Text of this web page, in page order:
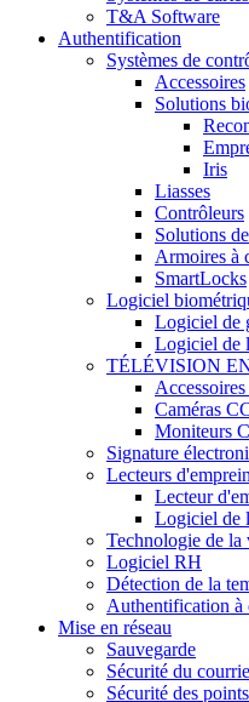
T&A Software
Authentification
Systèmes de
Accessoires
Solutions
Iris
Liasses
Contrôleurs
Solutions
Armoires à
SmartLocks
Logiciel
Logiciel de
Logiciel de
TÉLÉVISION
Caméras
Moniteurs
Signature
Lecteurs
Lecteur
Logiciel de
Technologie de la
Logiciel RH
Détection de la
Authentification à
Mise en réseau
Sauvegarde
Sécurité du
Sécurité des